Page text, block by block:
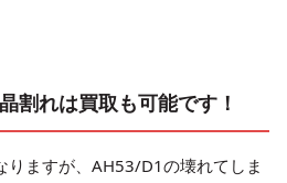
割れは買取も可能です！
りますが、AH53/D1の壊れてしま